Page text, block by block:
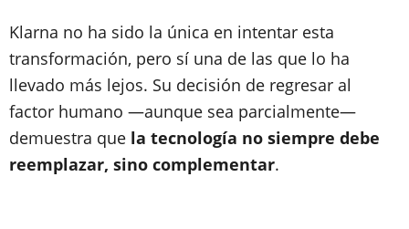
Klarna no ha sido la única en intentar esta
transformación, pero sí una de las que lo ha
llevado más lejos. Su decisión de regresar al
factor humano —aunque sea parcialmente—
demuestra que la tecnología no siempre debe
reemplazar, sino complementar.